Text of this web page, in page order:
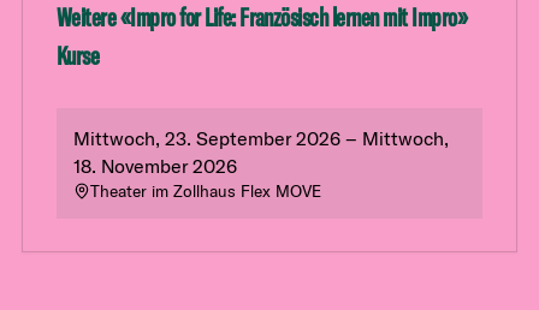
Weitere «Impro for Life: Französisch lernen mit Impro»
Kurse
Mittwoch, 23. September 2026 – Mittwoch,
18. November 2026
Theater im Zollhaus Flex MOVE